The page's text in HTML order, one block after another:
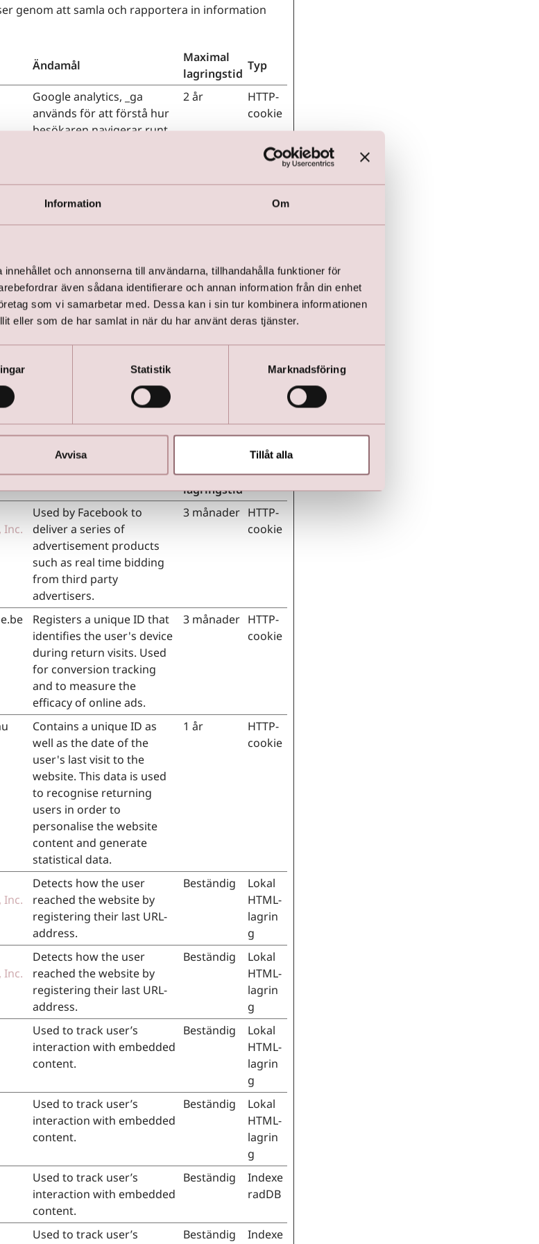
Information Om
och annonserna till användarna, tillhandahålla funktioner för
även sådana identifierare och annan information från din enhet
som vi samarbetar med. Dessa kan i sin tur kombinera informationen
eller som de har samlat in när du har använt deras tjänster.
Statistik Marknadsföring
Avvisa Tillåt alla
genom att samla och rapportera in information
Ändamål
Maximal
lagringstid
Typ
Google analytics, _ga
används för att förstå hur
besökaren navigerar runt
2 år
HTTP-
cookie
to collect data on the
number of times a user has
visited the website as well
cookie
Collects data on the user's
visits to the website, such
as which pages have been
read.
2 år
HTTP-
cookie
används för att spåra besökare på webbplatser.
som är relevanta och engagerande för enskilda
värdefull för utgivare och tredjepartsannonsörer.
Maximal
lagringstid
Inc.
Used by Facebook to
deliver a series of
advertisement products
such as real time bidding
from third party
advertisers.
3 månader HTTP-
cookie
Registers a unique ID that
identifies the user's device
during return visits. Used
for conversion tracking
and to measure the
efficacy of online ads.
3 månader HTTP-
cookie
Contains a unique ID as
well as the date of the
user's last visit to the
website. This data is used
to recognise returning
users in order to
personalise the website
content and generate
statistical data.
1 år
HTTP-
cookie
Inc.
Detects how the user
reached the website by
registering their last URL-
address.
Beständig
Lokal
HTML-
lagrin
g
Inc.
Detects how the user
reached the website by
registering their last URL-
address.
Beständig
Lokal
HTML-
lagrin
g
Used to track user’s
interaction with embedded
content.
Beständig
Lokal
HTML-
lagrin
g
Used to track user’s
interaction with embedded
content.
Beständig
Lokal
HTML-
lagrin
g
Used to track user’s
interaction with embedded
content.
Beständig
Indexe
radDB
Used to track user’s
Beständig
Indexe